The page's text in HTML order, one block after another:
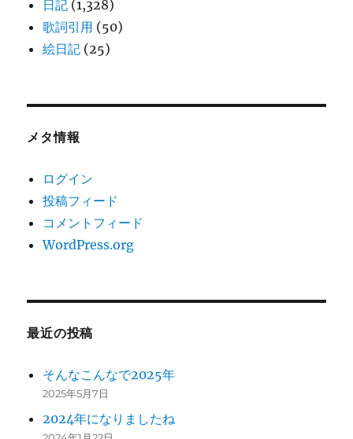
日記 (1,328)
歌詞引用 (50)
絵日記 (25)
メタ情報
ログイン
投稿フィード
コメントフィード
WordPress.org
最近の投稿
そんなこんなで2025年
2025年5月7日
2024年になりましたね